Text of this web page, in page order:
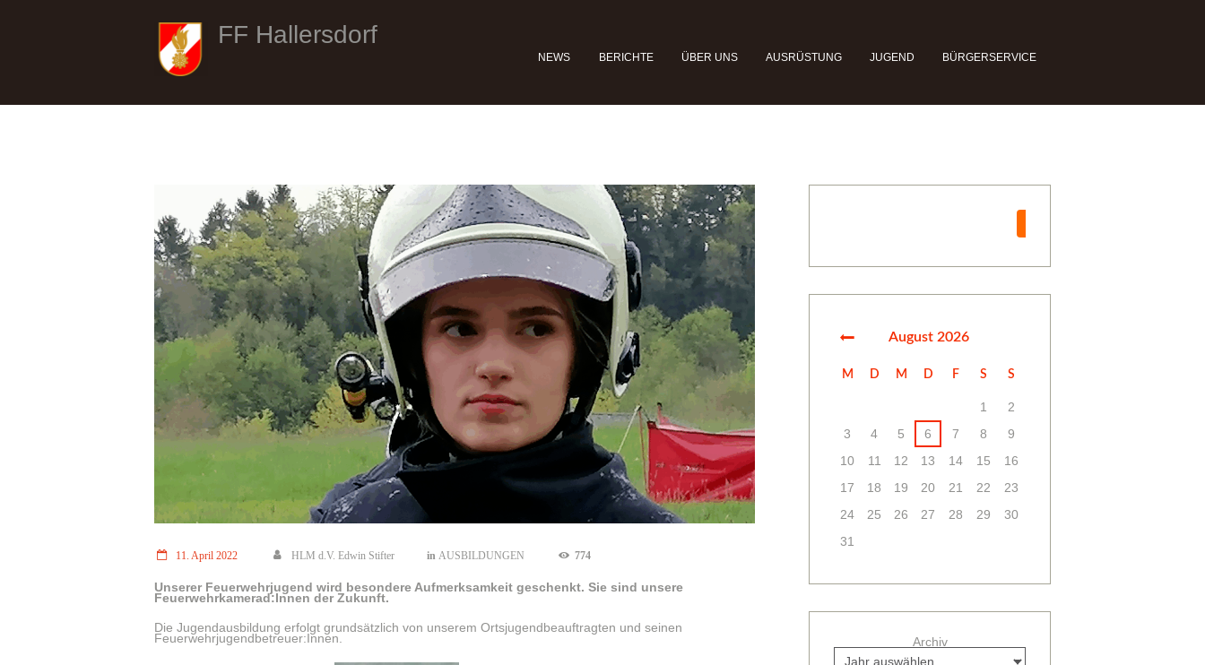
FF Hallersdorf
NEWS BERICHTE ÜBER UNS AUSRÜSTUNG JUGEND BÜRGERSERVICE
11. April 2022 HLM d.V. Edwin Stifter in AUSBILDUNGEN 774
Unserer Feuerwehrjugend wird besondere Aufmerksamkeit geschenkt. Sie sind unsere
Feuerwehrkamerad:Innen der Zukunft.
Die Jugendausbildung erfolgt grundsätzlich von unserem Ortsjugendbeauftragten und seinen
Feuerwehrjugendbetreuer:Innen.
August 2026
M D M D F S S
1
2
3
4 5 6 7 8
9
10
11 12 13 14 15
16
17
18 19 20 21 22
23
24
25 26 27 28 29
30
31
Archiv